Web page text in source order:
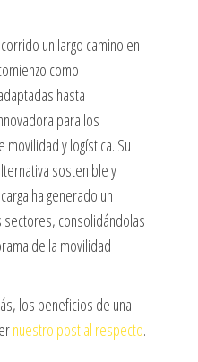
un largo camino en
como
hasta
para los
y logística. Su
sostenible y
ha generado un
consolidándolas
de la movilidad
los beneficios de una
nuestro post al respecto.